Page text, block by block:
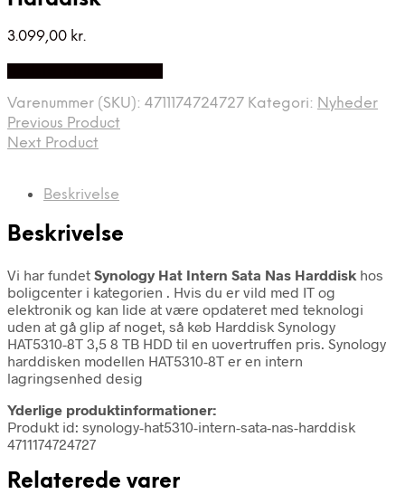
3.099,00 kr.
Varenummer (SKU): 4711174724727 Kategori: Nyheder
Previous Product
Next Product
Beskrivelse
Beskrivelse
Vi har fundet Synology Hat Intern Sata Nas Harddisk hos
boligcenter i kategorien . Hvis du er vild med IT og
elektronik og kan lide at være opdateret med teknologi
uden at gå glip af noget, så køb Harddisk Synology
HAT5310-8T 3,5 8 TB HDD til en uovertruffen pris. Synology
harddisken modellen HAT5310-8T er en intern
lagringsenhed desig
Yderlige produktinformationer:
Produkt id: synology-hat5310-intern-sata-nas-harddisk
4711174724727
Relaterede varer